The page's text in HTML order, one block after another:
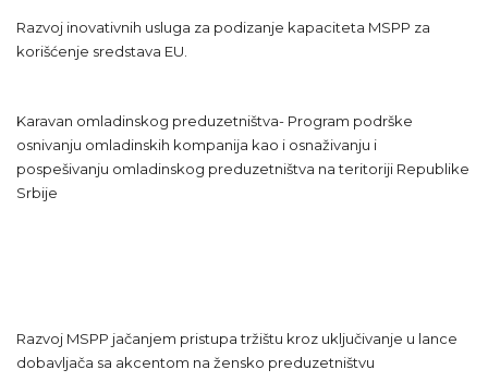
Razvoj inovativnih usluga za podizanje kapaciteta MSPP za
korišćenje sredstava EU.
Karavan omladinskog preduzetništva- Program podrške
osnivanju omladinskih kompanija kao i osnaživanju i
pospešivanju omladinskog preduzetništva na teritoriji Republike
Srbije
Razvoj MSPP jačanjem pristupa tržištu kroz uključivanje u lance
dobavljača sa akcentom na žensko preduzetništvu